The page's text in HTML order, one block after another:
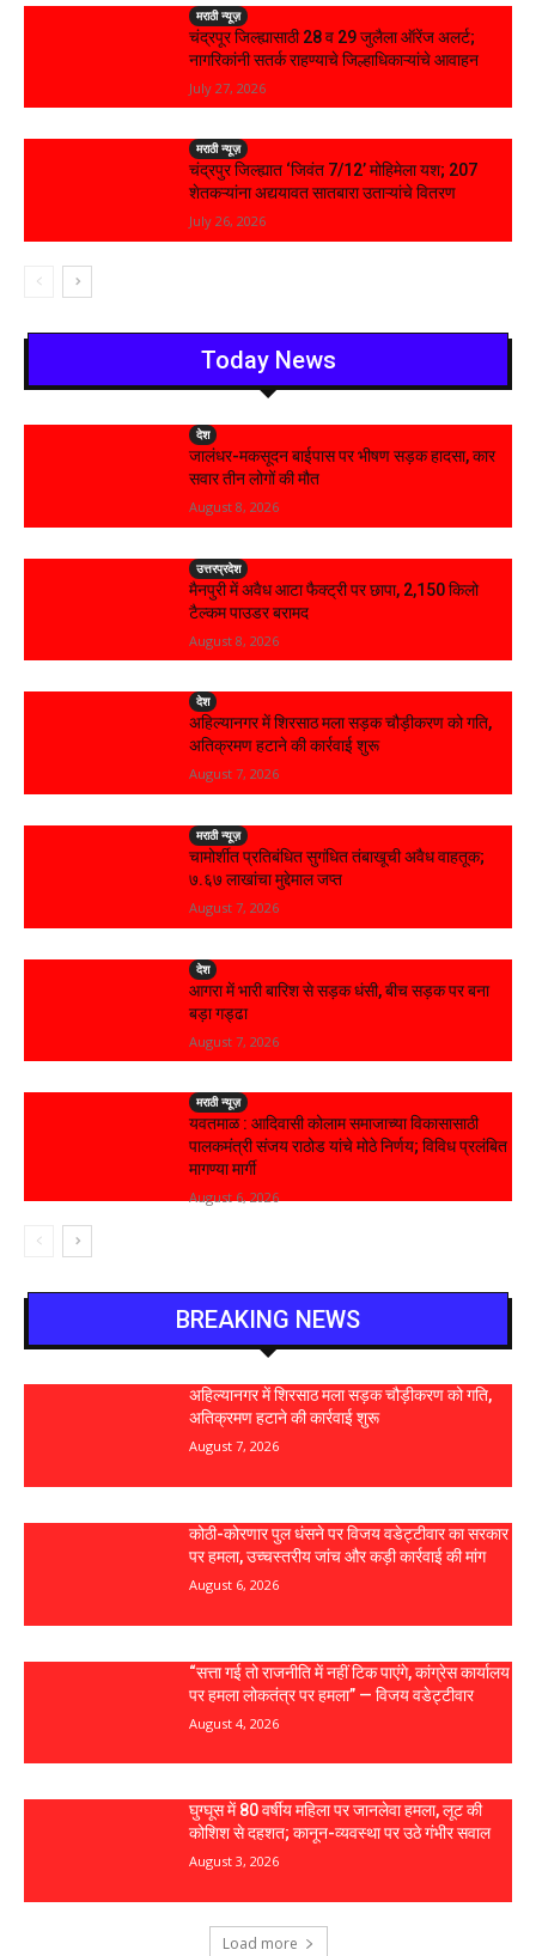
मराठी न्यूज़
चंद्रपूर जिल्ह्यासाठी 28 व 29 जुलैला ऑरेंज अलर्ट;
नागरिकांनी सतर्क राहण्याचे जिल्हाधिकाऱ्यांचे आवाहन
July 27, 2026
मराठी न्यूज़
चंद्रपुर जिल्ह्यात ‘जिवंत 7/12’ मोहिमेला यश; 207
शेतकऱ्यांना अद्ययावत सातबारा उताऱ्यांचे वितरण
July 26, 2026
Today News
देश
जालंधर-मकसूदन बाईपास पर भीषण सड़क हादसा, कार
सवार तीन लोगों की मौत
August 8, 2026
उत्तरप्रदेश
मैनपुरी में अवैध आटा फैक्ट्री पर छापा, 2,150 किलो
टैल्कम पाउडर बरामद
August 8, 2026
देश
अहिल्यानगर में शिरसाठ मला सड़क चौड़ीकरण को गति,
अतिक्रमण हटाने की कार्रवाई शुरू
August 7, 2026
मराठी न्यूज़
चामोर्शीत प्रतिबंधित सुगंधित तंबाखूची अवैध वाहतूक;
₹७.६७ लाखांचा मुद्देमाल जप्त
August 7, 2026
देश
आगरा में भारी बारिश से सड़क धंसी, बीच सड़क पर बना
बड़ा गड्ढा
August 7, 2026
मराठी न्यूज़
यवतमाळ : आदिवासी कोलाम समाजाच्या विकासासाठी
पालकमंत्री संजय राठोड यांचे मोठे निर्णय; विविध प्रलंबित
मागण्या मार्गी
August 6, 2026
BREAKING NEWS
अहिल्यानगर में शिरसाठ मला सड़क चौड़ीकरण को गति,
अतिक्रमण हटाने की कार्रवाई शुरू
August 7, 2026
कोठी-कोरणार पुल धंसने पर विजय वडेट्टीवार का सरकार
पर हमला, उच्चस्तरीय जांच और कड़ी कार्रवाई की मांग
August 6, 2026
“सत्ता गई तो राजनीति में नहीं टिक पाएंगे, कांग्रेस कार्यालय
पर हमला लोकतंत्र पर हमला” — विजय वडेट्टीवार
August 4, 2026
घुग्घूस में 80 वर्षीय महिला पर जानलेवा हमला, लूट की
कोशिश से दहशत; कानून-व्यवस्था पर उठे गंभीर सवाल
August 3, 2026
Load more